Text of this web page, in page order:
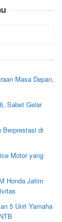
Masa Depan,
Sabet Gelar
Berprestasi di
Motor yang
Honda Jatim
5 Unit Yamaha